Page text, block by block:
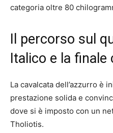
categoria oltre 80
Il percorso sul
Italico e la
La cavalcata dell’azzurro è
prestazione solida e
dove si è imposto con un
Tholiotis.